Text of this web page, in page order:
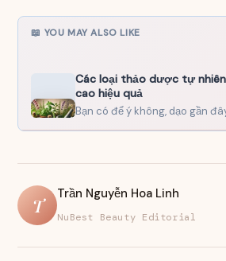
📖 YOU MAY ALSO LIKE
Các loại thảo dược tự
cao hiệu quả
T
Trần Nguyễn Hoa Linh
NuBest Beauty Editorial